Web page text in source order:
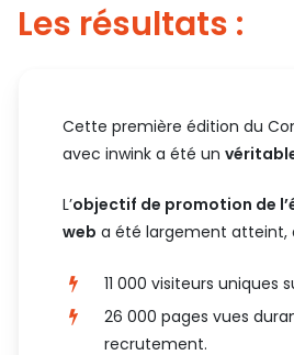
Les résultats :
Cette première édition du
avec inwink a été un
L’objectif de promotion de
web a été largement atteint,
11 000 visiteurs uniques
26 000 pages vues
recrutement.